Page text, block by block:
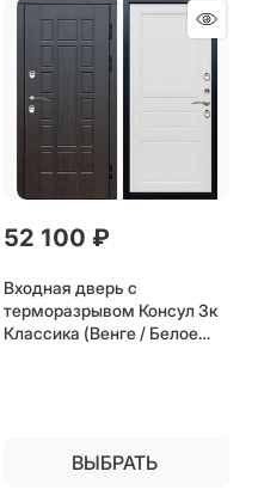
52 100 ₽
Входная дверь с
терморазрывом Консул 3к
Классика (Венге / Белое
ВЫБРАТЬ